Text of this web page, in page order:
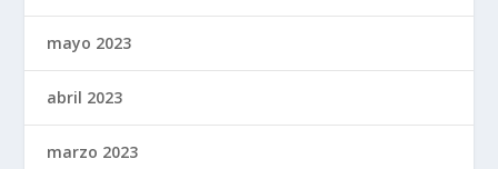
mayo 2023
abril 2023
marzo 2023